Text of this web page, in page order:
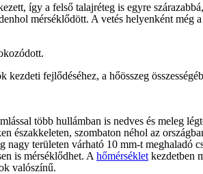
így a felső talajréteg is egyre
mérséklődött. A vetés helyenként
fejlődéséhez, a hőösszeg
több hullámban is nedves és meleg
északkeleten, szombaton néhol az
nagy területen várható 10 mm-t meghaladó
is mérséklődhet. A hőmérséklet kezdetben
valószínű.